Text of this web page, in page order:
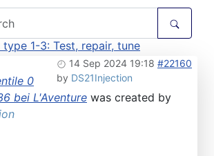
1-3: Test, repair, tune
14 Sep 2024 19:18 #22160
by DS21Injection
0
bei L'Aventure was created by